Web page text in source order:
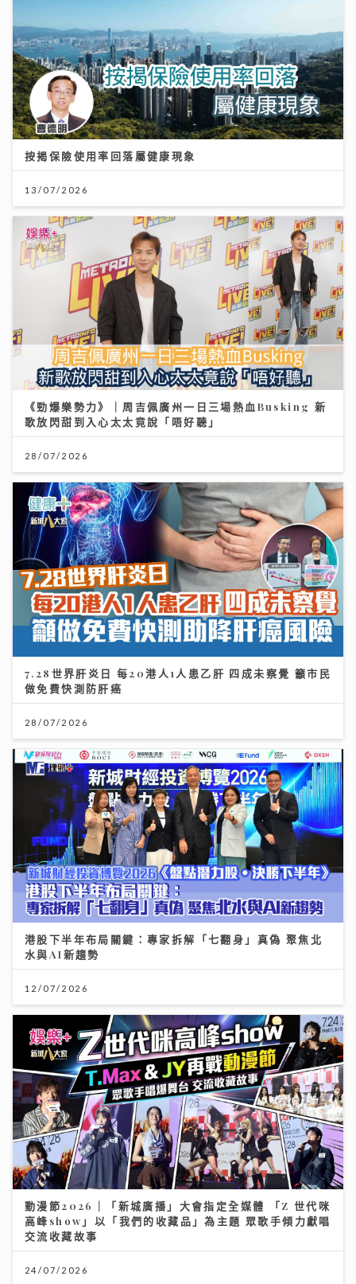
按揭保險使用率回落屬健康現象
13/07/2026
《勁爆樂勢力》｜周吉佩廣州一日三場熱血Busking 新
歌放閃甜到入心太太竟說「唔好聽」
28/07/2026
7.28世界肝炎日 每20港人1人患乙肝 四成未察覺 籲市民
做免費快測防肝癌
28/07/2026
港股下半年布局關鍵：專家拆解「七翻身」真偽 聚焦北
水與AI新趨勢
12/07/2026
動漫節2026｜「新城廣播」大會指定全媒體 「Z 世代咪
高峰show」以「我們的收藏品」為主題 眾歌手傾力獻唱
交流收藏故事
24/07/2026